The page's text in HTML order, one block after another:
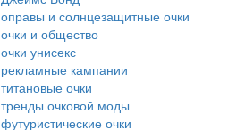
оправы и солнцезащитные очки
очки и общество
очки унисекс
рекламные кампании
титановые очки
тренды очковой моды
футуристические очки